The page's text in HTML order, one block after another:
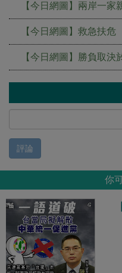
【今日網圖】兩岸一家
【今日網圖】救急扶危
【今日網圖】勝負取決
評論
你